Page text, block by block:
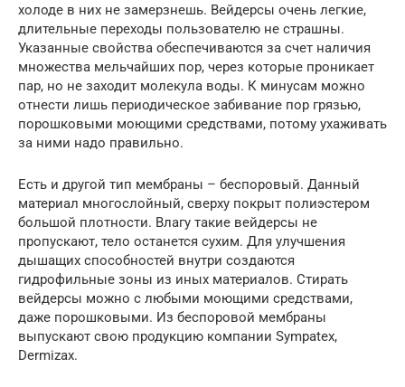
холоде в них не замерзнешь. Вейдерсы очень легкие,
длительные переходы пользователю не страшны.
Указанные свойства обеспечиваются за счет наличия
множества мельчайших пор, через которые проникает
пар, но не заходит молекула воды. К минусам можно
отнести лишь периодическое забивание пор грязью,
порошковыми моющими средствами, потому ухаживать
за ними надо правильно.
Есть и другой тип мембраны – беспоровый. Данный
материал многослойный, сверху покрыт полиэстером
большой плотности. Влагу такие вейдерсы не
пропускают, тело останется сухим. Для улучшения
дышащих способностей внутри создаются
гидрофильные зоны из иных материалов. Стирать
вейдерсы можно с любыми моющими средствами,
даже порошковыми. Из беспоровой мембраны
выпускают свою продукцию компании Sympatex,
Dermizax.